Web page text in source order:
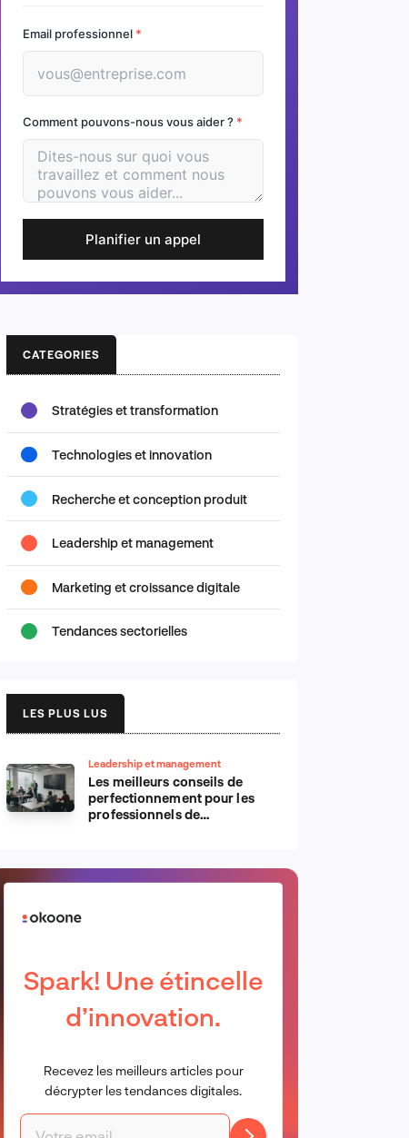
Email professionnel *
Comment pouvons-nous vous aider ? *
Planifier un appel
CATEGORIES
Stratégies et transformation
Technologies et innovation
Recherche et conception produit
Leadership et management
Marketing et croissance digitale
Tendances sectorielles
LES PLUS LUS
Leadership et management
Les meilleurs conseils de
perfectionnement pour les
professionnels de
Spark! Une étincelle
d’innovation.
Recevez les meilleurs articles pour
décrypter les tendances digitales.